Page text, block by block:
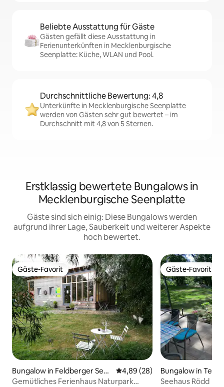
Beliebte Ausstattung für Gäste
Gästen gefällt diese Ausstattung in
Ferienunterkünften in Mecklenburgische
Seenplatte: Küche, WLAN und Pool.
Durchschnittliche Bewertung: 4,8
Unterkünfte in Mecklenburgische Seenplatte
werden von Gästen sehr gut bewertet – im
Durchschnitt mit 4,8 von 5 Sternen.
Erstklassig bewertete Bungalows in
Mecklenburgische Seenplatte
Gäste sind sich einig: Diese Bungalows werden
aufgrund ihrer Lage, Sauberkeit und weiterer Aspekte
hoch bewertet.
Gäste-Favorit
Gäste-Favorit
Bungalow in Feldberger See
nlandschaft
Durchschnittliche Bewertung:
4,89 (28)
Gemütliches Ferienhaus Naturpark
Gäste-Favorit
Gäste-Favorit
Bungalow in
Seehaus Rödd